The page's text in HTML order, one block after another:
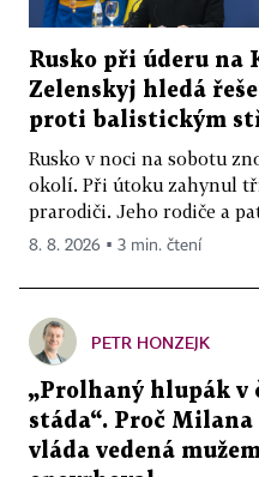
Rusko při úderu na
Zelenskyj hledá
proti balistickým
Rusko v noci na sobotu
okolí. Při útoku zahynul
prarodiči. Jeho rodiče a
8. 8. 2026 ▪ 3 min. čtení
PETR HONZEJK
„Prolhaný hlupák v
stáda“. Proč
vláda vedená